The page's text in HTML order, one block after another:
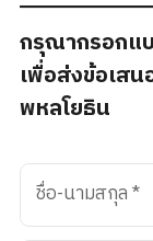
กรุณากรอกแ
เพื่อส่งข้อเส
พหลโยธิน
ชื่อ-นามสกุล*